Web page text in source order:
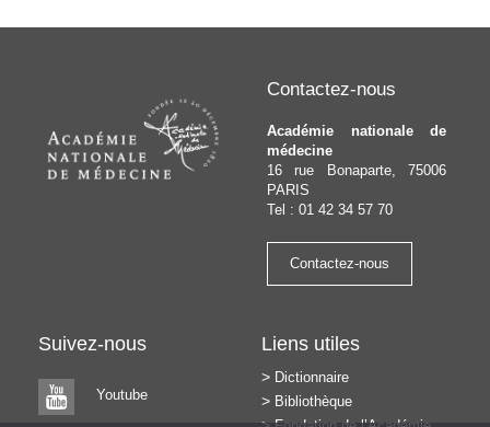
l’article
Contactez-nous
Académie nationale de
médecine
16 rue Bonaparte, 75006
PARIS
Tel : 01 42 34 57 70
Contactez-nous
Suivez-nous
Youtube
Liens utiles
Dictionnaire
Bibliothèque